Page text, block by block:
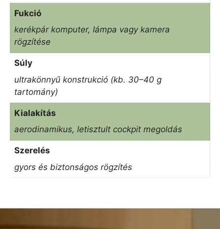
Fukció
kerékpár komputer, lámpa vagy kamera
rögzítése
Súly
ultrakönnyű konstrukció (kb. 30–40 g
tartomány)
Kialakítás
aerodinamikus, letisztult cockpit megoldás
Szerelés
gyors és biztonságos rögzítés